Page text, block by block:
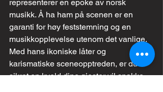
representerer en epoke av norsk
musikk. Å ha ham på scenen er en
garanti for høy feststemning og en
musikkopplevelse utenom det vanlige.
Med hans ikoniske låter og
karismatiske sceneopptreden, er du
sikret en kveld dine gjester vil snakke